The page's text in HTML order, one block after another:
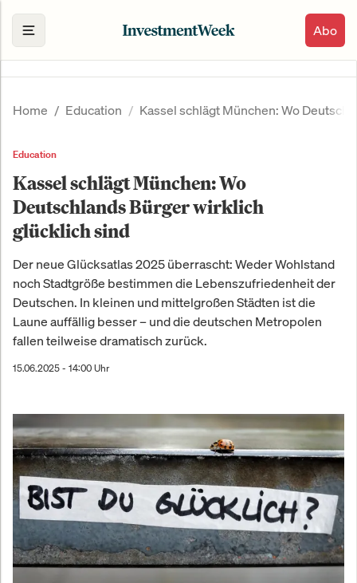
Abo
Home Education Kassel schlägt München: Wo
Education
Kassel schlägt München: Wo
Deutschlands Bürger wirklich
glücklich sind
Der neue Glücksatlas 2025 überrascht: Weder Wohlstand
noch Stadtgröße bestimmen die Lebenszufriedenheit der
Deutschen. In kleinen und mittelgroßen Städten ist die
Laune auffällig besser – und die deutschen Metropolen
fallen teilweise dramatisch zurück.
15.06.2025 - 14:00 Uhr